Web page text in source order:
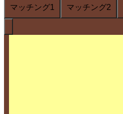
マッチング1
マッチング2